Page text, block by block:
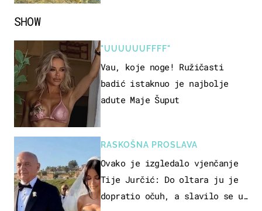
SHOW
"UUUUUUFFFF"
Vau, koje noge! Ružičasti
badić istaknuo je najbolje
adute Maje Šuput
RASKOŠNA PROSLAVA
Ovako je izgledalo vjenčanje
Tije Jurčić: Do oltara ju je
dopratio očuh, a slavilo se uz